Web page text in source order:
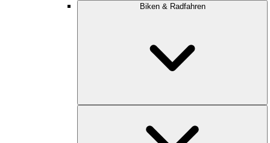
Biken & Radfahren